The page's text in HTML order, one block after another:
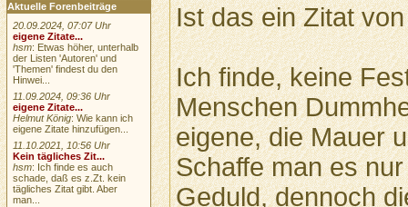
Ist das ein Zitat
Ich finde, keine
Menschen
eigene, die Mauer
Schaffe man es
Geduld, dennoch
Aktuelle Forenbeiträge
20.09.2024, 07:07 Uhr
eigene Zitate...
hsm: Etwas höher, unterhalb
der Listen 'Autoren' und
'Themen' findest du den
Hinwei...
11.09.2024, 09:36 Uhr
eigene Zitate...
Helmut König: Wie kann ich
eigene Zitate hinzufügen...
11.10.2021, 10:56 Uhr
Kein tägliches Zit...
hsm: Ich finde es auch
schade, daß es z.Zt. kein
tägliches Zitat gibt. Aber
man...